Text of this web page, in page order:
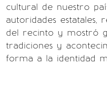
cultural de nuestro
autoridades estatales,
del recinto y mostró
tradiciones y
forma a la identidad